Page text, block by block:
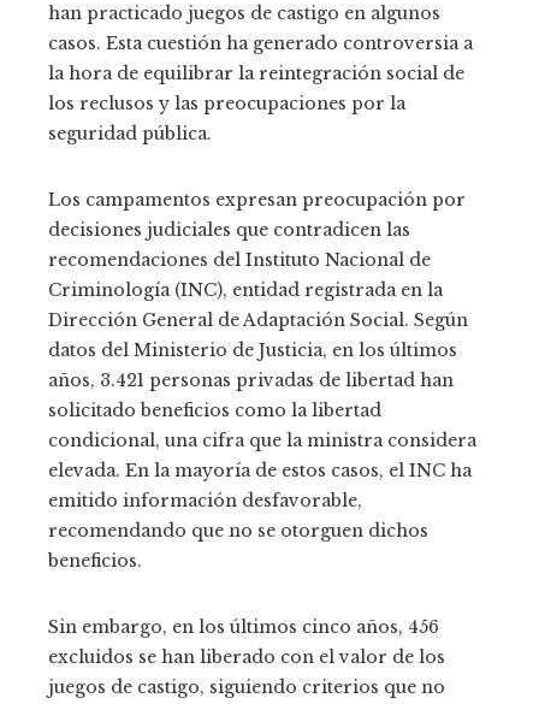
han practicado juegos de castigo en algunos
casos. Esta cuestión ha generado controversia a
la hora de equilibrar la reintegración social de
los reclusos y las preocupaciones por la
seguridad pública.
Los campamentos expresan preocupación por
decisiones judiciales que contradicen las
recomendaciones del Instituto Nacional de
Criminología (INC), entidad registrada en la
Dirección General de Adaptación Social. Según
datos del Ministerio de Justicia, en los últimos
años, 3.421 personas privadas de libertad han
solicitado beneficios como la libertad
condicional, una cifra que la ministra considera
elevada. En la mayoría de estos casos, el INC ha
emitido información desfavorable,
recomendando que no se otorguen dichos
beneficios.
Sin embargo, en los últimos cinco años, 456
excluidos se han liberado con el valor de los
juegos de castigo, siguiendo criterios que no